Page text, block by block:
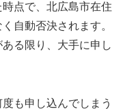
点で、北広島市在住
自動否決されます。
る限り、大手に申し
も申し込んでしまう